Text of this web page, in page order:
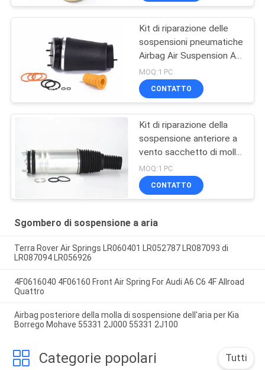
Kit di riparazione delle
sospensioni pneumatiche
Airbag Air Suspension Air
Spring per Range Rover
L322 2002-2012 OE
RNB000740 RNB000750
MOQ:1 PC
CONTATTO
Kit di riparazione della
sospensione anteriore a
vento sacchetto di molla
per Land Rover Range
Vogue L405 LR056926
LR056924 LR060399
MOQ:1 PC
CONTATTO
Sgombero di sospensione a aria
Terra Rover Air Springs LR060401 LR052787 LR087093 di
LR087094 LR056926
4F0616040 4F06160 Front Air Spring For Audi A6 C6 4F Allroad
Quattro
Airbag posteriore della molla di sospensione dell'aria per Kia
Borrego Mohave 55331 2J000 55331 2J100
Categorie popolari Tutti